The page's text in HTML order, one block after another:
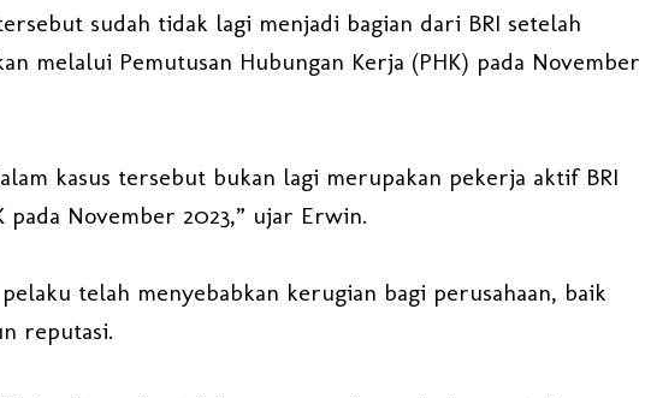
sudah tidak lagi menjadi bagian dari BRI setelah
melalui Pemutusan Hubungan Kerja (PHK) pada November
kasus tersebut bukan lagi merupakan pekerja aktif BRI
November 2023,” ujar Erwin.
telah menyebabkan kerugian bagi perusahaan, baik
reputasi.